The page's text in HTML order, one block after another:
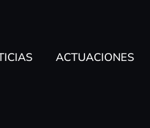
ACTUACIONES